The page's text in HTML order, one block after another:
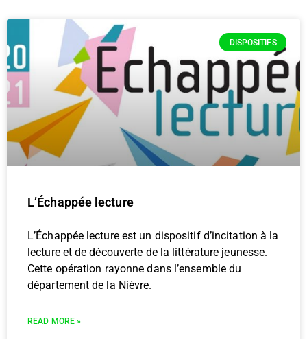
DISPOSITIFS
L’Échappée lecture
L’Échappée lecture est un dispositif d’incitation à la
lecture et de découverte de la littérature jeunesse.
Cette opération rayonne dans l’ensemble du
département de la Nièvre.
READ MORE »